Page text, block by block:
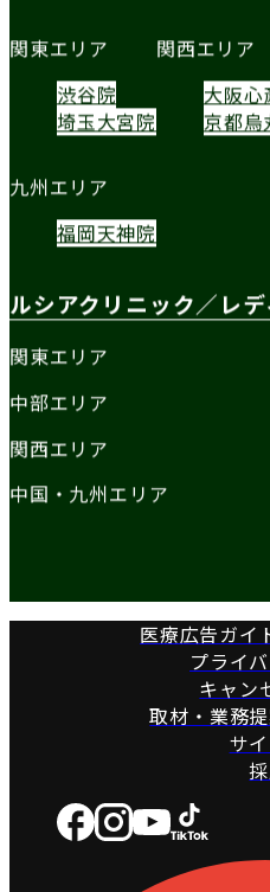
関東エリア
渋谷院
埼玉大宮院
関西エリア
大阪心
京都烏
九州エリア
福岡天神院
ルシアクリニック／レデ
関東エリア
中部エリア
関西エリア
中国・九州エリア
医療広告ガイ
プライ
キャン
取材・業務
サ